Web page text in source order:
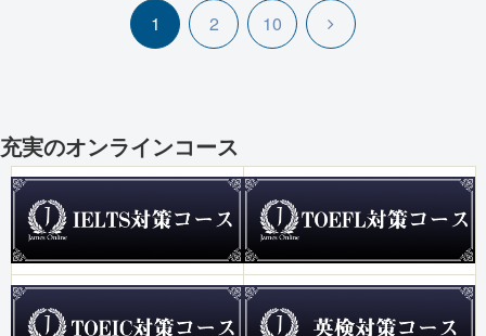
1 2 10
次
充実のオンラインコース